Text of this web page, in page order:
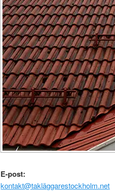
E-post:
kontakt@takläggarestockholm.net